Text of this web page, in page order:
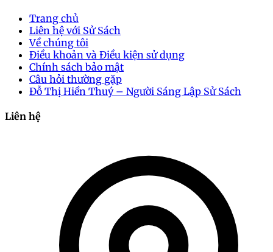
Trang chủ
Liên hệ với Sử Sách
Về chúng tôi
Điều khoản và Điều kiện sử dụng
Chính sách bảo mật
Câu hỏi thường gặp
Đỗ Thị Hiền Thuý – Người Sáng Lập Sử Sách
Liên hệ